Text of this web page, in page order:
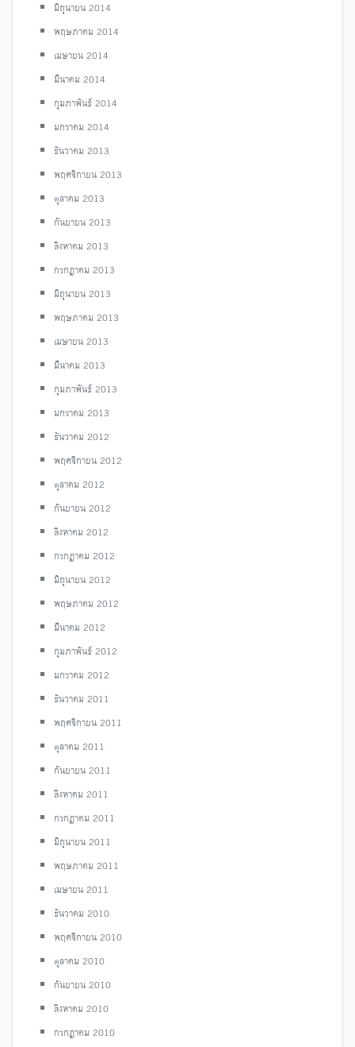
มิถุนายน 2014
พฤษภาคม 2014
เมษายน 2014
มีนาคม 2014
กุมภาพันธ์ 2014
มกราคม 2014
ธันวาคม 2013
พฤศจิกายน 2013
ตุลาคม 2013
กันยายน 2013
สิงหาคม 2013
กรกฎาคม 2013
มิถุนายน 2013
พฤษภาคม 2013
เมษายน 2013
มีนาคม 2013
กุมภาพันธ์ 2013
มกราคม 2013
ธันวาคม 2012
พฤศจิกายน 2012
ตุลาคม 2012
กันยายน 2012
สิงหาคม 2012
กรกฎาคม 2012
มิถุนายน 2012
พฤษภาคม 2012
มีนาคม 2012
กุมภาพันธ์ 2012
มกราคม 2012
ธันวาคม 2011
พฤศจิกายน 2011
ตุลาคม 2011
กันยายน 2011
สิงหาคม 2011
กรกฎาคม 2011
มิถุนายน 2011
พฤษภาคม 2011
เมษายน 2011
ธันวาคม 2010
พฤศจิกายน 2010
ตุลาคม 2010
กันยายน 2010
สิงหาคม 2010
กรกฎาคม 2010